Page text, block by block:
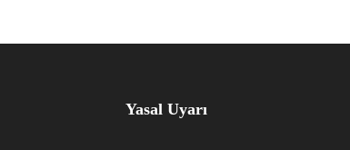
Yasal Uyarı